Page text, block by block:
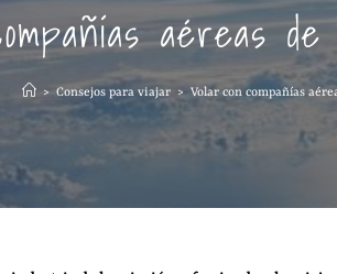
aéreas
> Consejos para viajar > Volar con compañías